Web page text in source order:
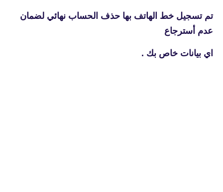
تم تسجيل خط الهاتف بها حذف الحساب نهائي لضمان
عدم أسترجاع
اي بيانات خاص بك .